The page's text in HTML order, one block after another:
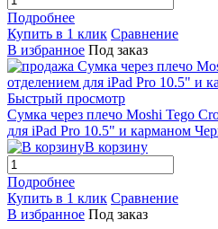
Подробнее
Купить в 1 клик Сравнение
В избранное Под заказ
Быстрый просмотр
Сумка через плечо Moshi Tego
для iPad Pro 10.5" и карманом
В корзину
Подробнее
Купить в 1 клик Сравнение
В избранное Под заказ